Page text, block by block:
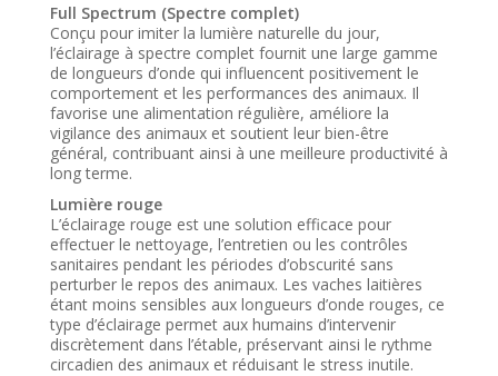
Full Spectrum (Spectre complet)
Conçu pour imiter la lumière naturelle du jour,
l’éclairage à spectre complet fournit une large gamme
de longueurs d’onde qui influencent positivement le
comportement et les performances des animaux. Il
favorise une alimentation régulière, améliore la
vigilance des animaux et soutient leur bien-être
général, contribuant ainsi à une meilleure productivité à
long terme.
Lumière rouge
L’éclairage rouge est une solution efficace pour
effectuer le nettoyage, l’entretien ou les contrôles
sanitaires pendant les périodes d’obscurité sans
perturber le repos des animaux. Les vaches laitières
étant moins sensibles aux longueurs d’onde rouges, ce
type d’éclairage permet aux humains d’intervenir
discrètement dans l’étable, préservant ainsi le rythme
circadien des animaux et réduisant le stress inutile.